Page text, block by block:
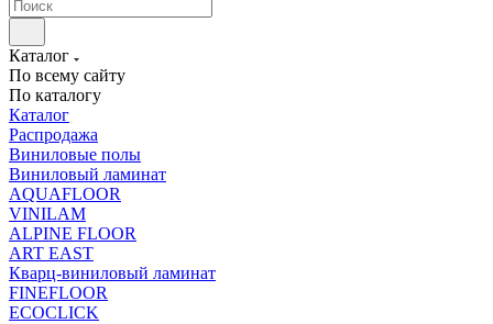
Каталог
По всему сайту
По каталогу
Каталог
Распродажа
Виниловые полы
Виниловый ламинат
AQUAFLOOR
VINILAM
ALPINE FLOOR
ART EAST
Кварц-виниловый ламинат
FINEFLOOR
ECOCLICK